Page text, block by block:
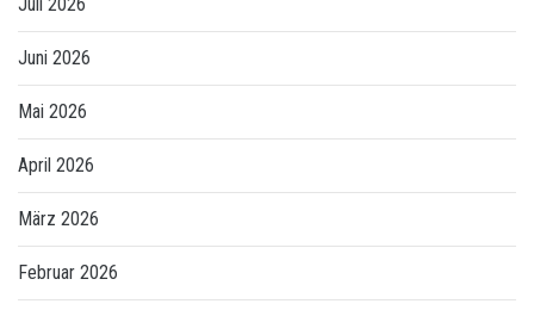
Juni 2026
Mai 2026
April 2026
März 2026
Februar 2026